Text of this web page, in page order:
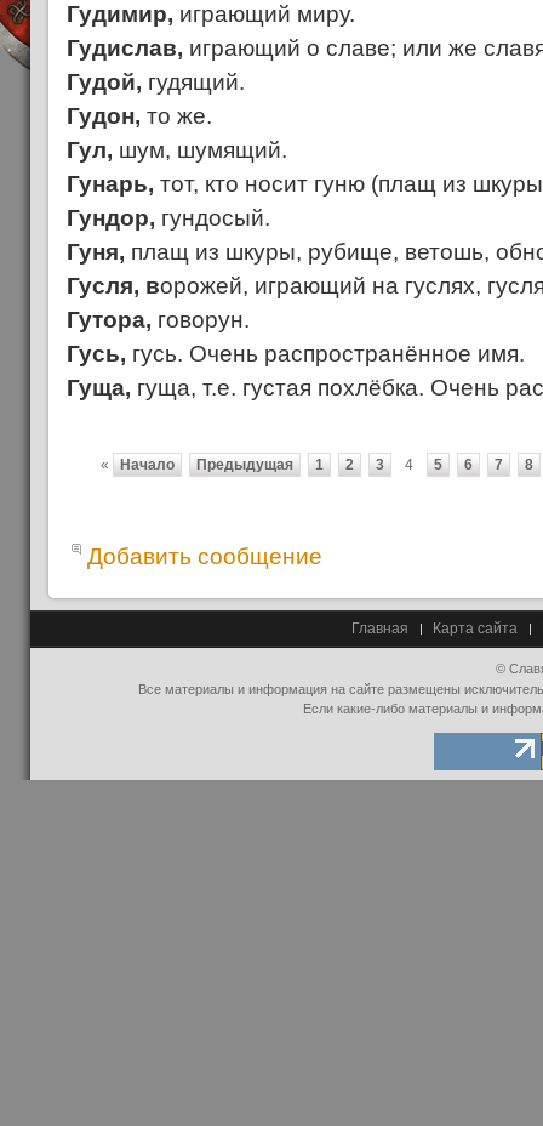
Гудимир, играющий миру.
Гудислав, играющий о славе; или же
Гудой, гудящий.
Гудон, то же.
Гул, шум, шумящий.
Гунарь, тот, кто носит гуню (плащ из
Гундор, гундосый.
Гуня, плащ из шкуры, рубище, ветошь,
Гусля, ворожей, играющий на гуслях,
Гутора, говорун.
Гусь, гусь. Очень распространённое имя.
Гуща, гуща, т.е. густая похлёбка. Очень
« Начало Предыдущая 1 2 3 4 5 6 7 8
Добавить сообщение
Главная Карта сайта
©
Все материалы и информация на сайте размещены
Если какие-либо материалы и